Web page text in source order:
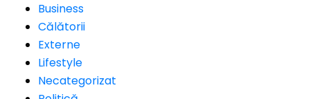
Business
Călătorii
Externe
Lifestyle
Necategorizat